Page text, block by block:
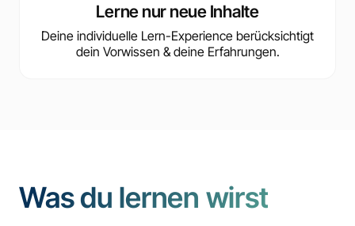
Lerne nur neue Inhalte
Deine individuelle Lern-Experience berücksichtigt
dein Vorwissen & deine Erfahrungen.
Was du lernen wirst